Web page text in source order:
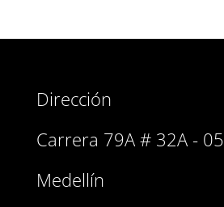
Dirección
Carrera 79A # 32A - 05
Medellín